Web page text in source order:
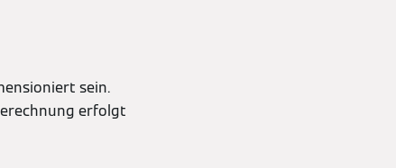
sein.
erfolgt